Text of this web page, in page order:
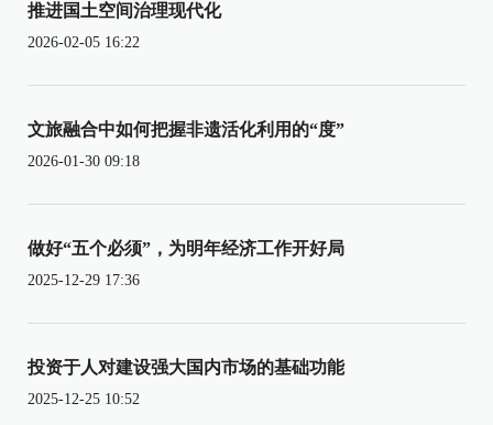
推进国土空间治理现代化
2026-02-05 16:22
文旅融合中如何把握非遗活化利用的“度”
2026-01-30 09:18
做好“五个必须”，为明年经济工作开好局
2025-12-29 17:36
投资于人对建设强大国内市场的基础功能
2025-12-25 10:52